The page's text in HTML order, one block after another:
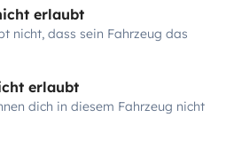
erlaubt
nicht, dass sein Fahrzeug das
erlaubt
dich in diesem Fahrzeug nicht